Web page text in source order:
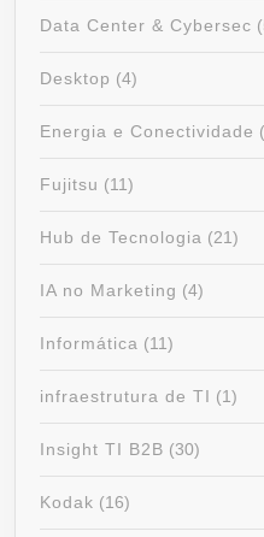
Data Center & Cybersec
Desktop (4)
Energia e Conectividade
Fujitsu (11)
Hub de Tecnologia (21)
IA no Marketing (4)
Informática (11)
infraestrutura de TI (1)
Insight TI B2B (30)
Kodak (16)